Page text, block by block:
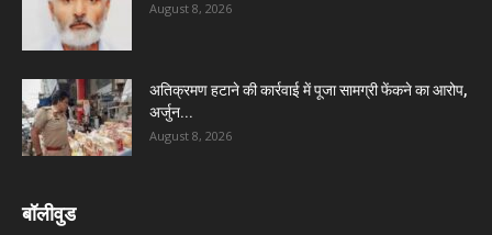
August 8, 2026
अतिक्रमण हटाने की कार्रवाई में पूजा सामग्री फेंकने का आरोप,
अर्जुन...
August 8, 2026
बॉलीवुड